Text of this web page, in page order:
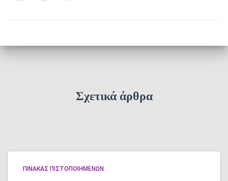
Σχετικά άρθρα
ΠΊΝΑΚΑΣ ΠΙΣΤΟΠΟΙΗΜΈΝΩΝ